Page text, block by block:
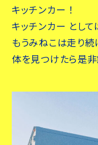
キッチンカー ！
キッチンカー とし
もうみねこは走り続
体を見つけたら是非